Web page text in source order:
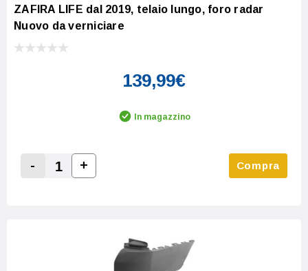
ZAFIRA LIFE dal 2019, telaio lungo, foro radar
Nuovo da verniciare
139,99€
In magazzino
Decrease Quantity:
-
Increase Quantity:
+ Compra